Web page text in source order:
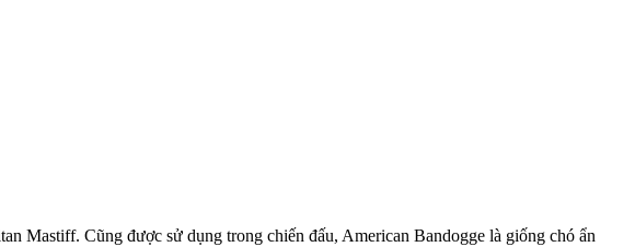
Mastiff. Cũng được sử dụng trong chiến đấu, American Bandogge là giống chó ẩn